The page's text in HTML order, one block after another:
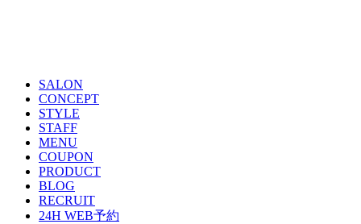
SALON
CONCEPT
STYLE
STAFF
MENU
COUPON
PRODUCT
BLOG
RECRUIT
24H WEB予約